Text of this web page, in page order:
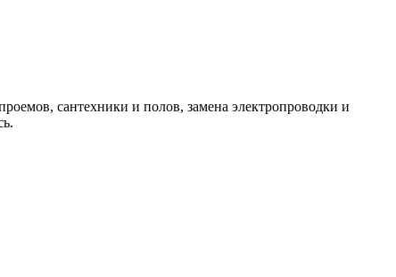
сантехники и полов, замена электропроводки и